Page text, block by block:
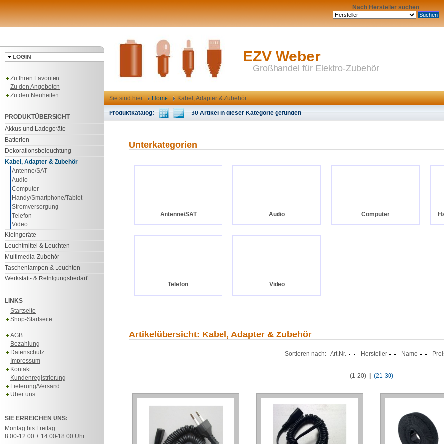
Nach Hersteller suchen
LOGIN
Zu Ihren Favoriten
Zu den Angeboten
Zu den Neuheiten
PRODUKTÜBERSICHT
Akkus und Ladegeräte
Batterien
Dekorationsbeleuchtung
Kabel, Adapter & Zubehör
Antenne/SAT
Audio
Computer
Handy/Smartphone/Tablet
Stromversorgung
Telefon
Video
Kleingeräte
Leuchtmittel & Leuchten
Multimedia-Zubehör
Taschenlampen & Leuchten
Werkstatt- & Reinigungsbedarf
LINKS
Startseite
Shop-Startseite
AGB
Bezahlung
Datenschutz
Impressum
Kontakt
Kundenregistrierung
Lieferung/Versand
Über uns
SIE ERREICHEN UNS:
Montag bis Freitag
8:00-12:00 + 14:00-18:00 Uhr
EZV Weber
Großhandel für Elektro-Zubehör
Sie sind hier: Home Kabel, Adapter & Zubehör
Produktkatalog: 30 Artikel in dieser Kategorie gefunden
Unterkategorien
Antenne/SAT Audio Computer
Telefon Video
Artikelübersicht: Kabel, Adapter & Zubehör
Sortieren nach: Art.Nr. Hersteller Name
(1-20) (21-30)